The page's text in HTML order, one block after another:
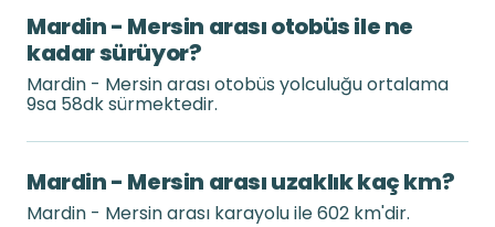
Mardin - Mersin arası otobüs ile ne
kadar sürüyor?
Mardin - Mersin arası otobüs yolculuğu ortalama
9sa 58dk sürmektedir.
Mardin - Mersin arası uzaklık kaç km?
Mardin - Mersin arası karayolu ile 602 km'dir.